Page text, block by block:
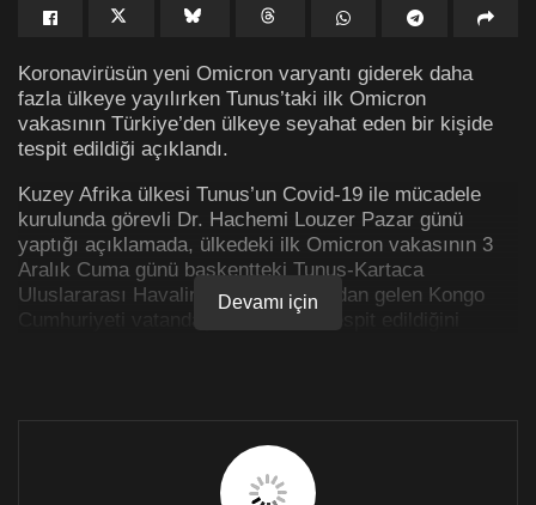
Koronavirüsün yeni Omicron varyantı giderek daha
fazla ülkeye yayılırken Tunus’taki ilk Omicron
vakasının Türkiye’den ülkeye seyahat eden bir kişide
tespit edildiği açıklandı.
Kuzey Afrika ülkesi Tunus’un Covid-19 ile mücadele
kurulunda görevli Dr. Hachemi Louzer Pazar günü
yaptığı açıklamada, ülkedeki ilk Omicron vakasının 3
Aralık Cuma günü başkentteki Tunus-Kartaca
Uluslararası Havalimanına İstanbul’dan gelen Kongo
Cumhuriyeti vatandaşı bir erkekte tespit edildiğini
laboratuvarda incelenmesi ile tespit edildiğini ifade etti.
Aralarında Kongolu yolcunun kardeşinin de olduğu
birçok yolcunun ise karantinaya alındığı bildirildi.
Devamı için